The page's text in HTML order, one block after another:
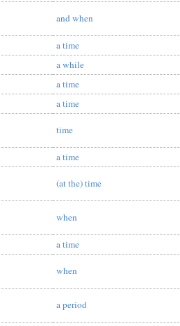
and when
a time
a while
a time
a time
time
a time
(at the) time
when
a time
when
a period